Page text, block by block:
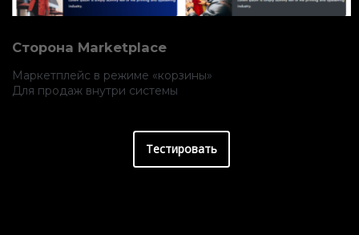
Сторона Marketplace
Маркетплейс в режиме «корзины»
Для продаж внутри системы
Тестировать